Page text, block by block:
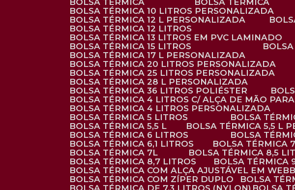
BOLSA TÉRMICA
BOLSA TÉRMICA
BOLSA TÉRMICA 10 LITROS PERSONALIZADA
BOLSA TÉRMICA 12 L PERSONALIZADA
BOLSA TÉRMICA 12 LITROS
BOLSA TÉRMICA 13 LITROS EM PVC LAMINADO
BOLSA TÉRMICA 15 LITROS
BOLSA TÉRMICA 17 L PERSONALIZADA
BOLSA TÉRMICA 20 LITROS PERSONALIZADA
BOLSA TÉRMICA 25 LITROS PERSONALIZADA
BOLSA TÉRMICA 28 L PERSONALIZADA
BOLSA TÉRMICA 36 LITROS POLIÉSTER
BOLSA TÉRMICA 4 LITROS C/ ALÇA DE MÃO
BOLSA TÉRMICA 4 LITROS PERSONALIZADA
BOLSA TÉRMICA 5 LITROS
BOLSA
BOLSA TÉRMICA 5,5 L
BOLSA TÉRMICA 5,5 L
BOLSA TÉRMICA 6 LITROS
BOLSA
BOLSA TÉRMICA 6,1 LITROS
BOLSA TÉRMICA
BOLSA TÉRMICA 7L
BOLSA TÉRMICA 8,5
BOLSA TÉRMICA 8,7 LITROS
BOLSA TÉRMICA
BOLSA TÉRMICA COM ALÇA AJUSTÁVEL EM
BOLSA TÉRMICA COM ZÍPER DUPLO
BOLSA
BOLSA TÉRMICA DE 7,3 LITROS (NYLON)
BOLSA